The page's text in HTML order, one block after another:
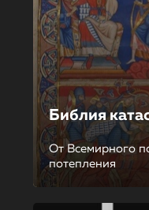
Библия
От Всемирного
потепления